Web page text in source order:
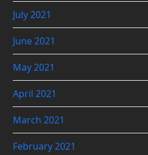
July 2021
June 2021
May 2021
April 2021
March 2021
February 2021